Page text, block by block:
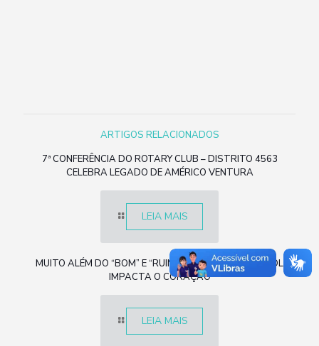
ARTIGOS RELACIONADOS
7ª CONFERÊNCIA DO ROTARY CLUB – DISTRITO 4563
CELEBRA LEGADO DE AMÉRICO VENTURA
LEIA MAIS
MUITO ALÉM DO “BOM” E “RUIM”: COMO O COLESTEROL
IMPACTA O CORAÇÃO
LEIA MAIS